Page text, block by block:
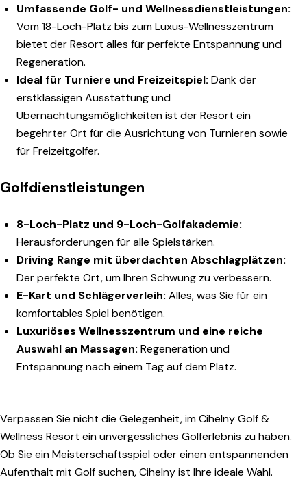
Umfassende Golf- und Wellnessdienstleistungen:
Vom 18-Loch-Platz bis zum Luxus-Wellnesszentrum
bietet der Resort alles für perfekte Entspannung und
Regeneration.
Ideal für Turniere und Freizeitspiel: Dank der
erstklassigen Ausstattung und
Übernachtungsmöglichkeiten ist der Resort ein
begehrter Ort für die Ausrichtung von Turnieren sowie
für Freizeitgolfer.
Golfdienstleistungen
8-Loch-Platz und 9-Loch-Golfakademie:
Herausforderungen für alle Spielstärken.
Driving Range mit überdachten Abschlagplätzen:
Der perfekte Ort, um Ihren Schwung zu verbessern.
E-Kart und Schlägerverleih: Alles, was Sie für ein
komfortables Spiel benötigen.
Luxuriöses Wellnesszentrum und eine reiche
Auswahl an Massagen: Regeneration und
Entspannung nach einem Tag auf dem Platz.
Verpassen Sie nicht die Gelegenheit, im Cihelny Golf &
Wellness Resort ein unvergessliches Golferlebnis zu haben.
Ob Sie ein Meisterschaftsspiel oder einen entspannenden
Aufenthalt mit Golf suchen, Cihelny ist Ihre ideale Wahl.